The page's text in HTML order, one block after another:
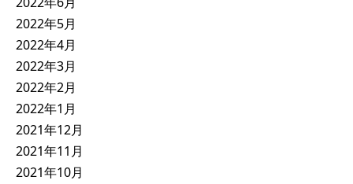
2022年5月
2022年4月
2022年3月
2022年2月
2022年1月
2021年12月
2021年11月
2021年10月